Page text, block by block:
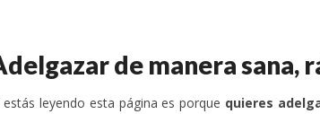
de manera sana,
estás leyendo esta página es porque quieres